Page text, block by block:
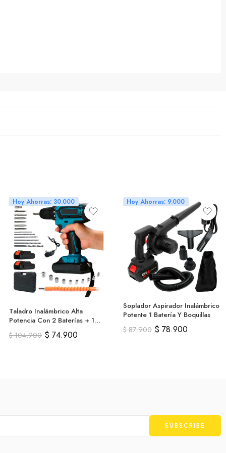
Hoy Ahorras: 30.000
Taladro Inalámbrico Alta
Potencia Con 2 Baterías + 1
Estuche
$104.900 $ 74.900
Hoy Ahorras: 9.000
Soplador Aspirador Inalámbrico
Potente 1 Batería Y Boquillas
$87.900 $ 78.900